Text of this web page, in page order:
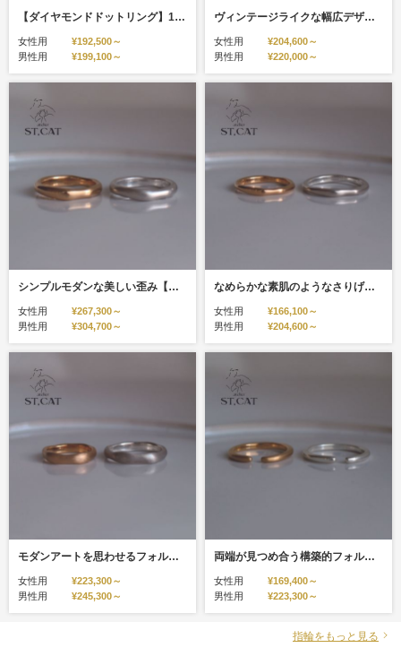
【ダイヤモンドドットリング】12粒のダイヤモンドを散りばめるようにセッティングした、オーダーメイド結婚指輪。
女性用
¥192,500～
男性用
¥199,100～
ヴィンテージライクな幅広デザイン【オーダー結婚指輪】Greek
女性用
¥204,600～
男性用
¥220,000～
シンプルモダンな美しい歪み【オーダー結婚指輪】Nude
女性用
¥267,300～
男性用
¥304,700～
なめらかな素肌のようなさりげなさ【オーダー結婚指輪】Skin
女性用
¥166,100～
男性用
¥204,600～
モダンアートを思わせるフォルム【オーダー結婚指輪】Body
女性用
¥223,300～
男性用
¥245,300～
両端が見つめ合う構築的フォルム【オーダー結婚指輪】Embrace
女性用
¥169,400～
男性用
¥223,300～
指輪をもっと見る